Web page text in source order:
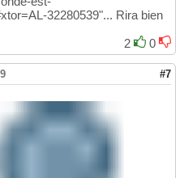
32280539"... Rira bien
2
0
#7